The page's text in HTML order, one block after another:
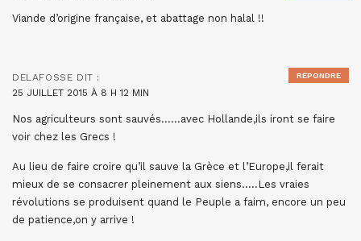
Viande d’origine française, et abattage non halal !!
DELAFOSSE DIT :
25 JUILLET 2015 À 8 H 12 MIN
Nos agriculteurs sont sauvés……avec Hollande,ils iront se faire
voir chez les Grecs !
Au lieu de faire croire qu’il sauve la Grèce et l’Europe,il ferait
mieux de se consacrer pleinement aux siens…..Les vraies
révolutions se produisent quand le Peuple a faim, encore un peu
de patience,on y arrive !
RÉPONDRE